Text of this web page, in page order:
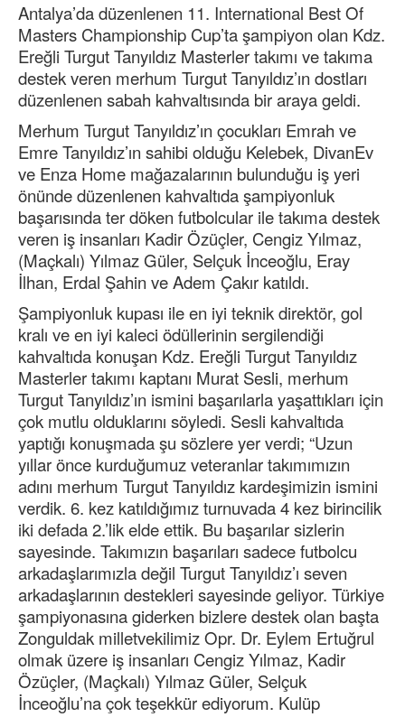
Antalya’da düzenlenen 11. International Best Of
Masters Championship Cup’ta şampiyon olan Kdz.
Ereğli Turgut Tanyıldız Masterler takımı ve takıma
destek veren merhum Turgut Tanyıldız’ın dostları
düzenlenen sabah kahvaltısında bir araya geldi.
Merhum Turgut Tanyıldız’ın çocukları Emrah ve
Emre Tanyıldız’ın sahibi olduğu Kelebek, DivanEv
ve Enza Home mağazalarının bulunduğu iş yeri
önünde düzenlenen kahvaltıda şampiyonluk
başarısında ter döken futbolcular ile takıma destek
veren iş insanları Kadir Özüçler, Cengiz Yılmaz,
(Maçkalı) Yılmaz Güler, Selçuk İnceoğlu, Eray
İlhan, Erdal Şahin ve Adem Çakır katıldı.
Şampiyonluk kupası ile en iyi teknik direktör, gol
kralı ve en iyi kaleci ödüllerinin sergilendiği
kahvaltıda konuşan Kdz. Ereğli Turgut Tanyıldız
Masterler takımı kaptanı Murat Sesli, merhum
Turgut Tanyıldız’ın ismini başarılarla yaşattıkları için
çok mutlu olduklarını söyledi. Sesli kahvaltıda
yaptığı konuşmada şu sözlere yer verdi; “Uzun
yıllar önce kurduğumuz veteranlar takımımızın
adını merhum Turgut Tanyıldız kardeşimizin ismini
verdik. 6. kez katıldığımız turnuvada 4 kez birincilik
iki defada 2.’lik elde ettik. Bu başarılar sizlerin
sayesinde. Takımızın başarıları sadece futbolcu
arkadaşlarımızla değil Turgut Tanyıldız’ı seven
arkadaşlarının destekleri sayesinde geliyor. Türkiye
şampiyonasına giderken bizlere destek olan başta
Zonguldak milletvekilimiz Opr. Dr. Eylem Ertuğrul
olmak üzere iş insanları Cengiz Yılmaz, Kadir
Özüçler, (Maçkalı) Yılmaz Güler, Selçuk
İnceoğlu’na çok teşekkür ediyorum. Kulüp